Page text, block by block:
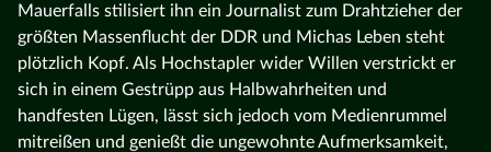
Mauerfalls stilisiert ihn ein Journalist zum Drahtzieher der
größten Massenflucht der DDR und Michas Leben steht
plötzlich Kopf. Als Hochstapler wider Willen verstrickt er
sich in einem Gestrüpp aus Halbwahrheiten und
handfesten Lügen, lässt sich jedoch vom Medienrummel
mitreißen und genießt die ungewohnte Aufmerksamkeit,